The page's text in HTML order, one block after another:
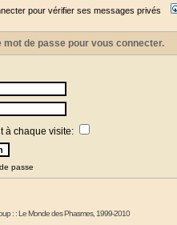
pour vérifier ses messages privés
de passe pour vous connecter.
à chaque visite:
passe
: :Le Monde des Phasmes, 1999-2010